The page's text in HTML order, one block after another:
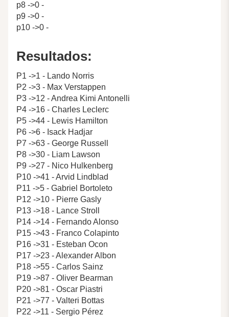
p8 ->0 -
p9 ->0 -
p10 ->0 -
Resultados:
P1 ->1 - Lando Norris
P2 ->3 - Max Verstappen
P3 ->12 - Andrea Kimi Antonelli
P4 ->16 - Charles Leclerc
P5 ->44 - Lewis Hamilton
P6 ->6 - Isack Hadjar
P7 ->63 - George Russell
P8 ->30 - Liam Lawson
P9 ->27 - Nico Hulkenberg
P10 ->41 - Arvid Lindblad
P11 ->5 - Gabriel Bortoleto
P12 ->10 - Pierre Gasly
P13 ->18 - Lance Stroll
P14 ->14 - Fernando Alonso
P15 ->43 - Franco Colapinto
P16 ->31 - Esteban Ocon
P17 ->23 - Alexander Albon
P18 ->55 - Carlos Sainz
P19 ->87 - Oliver Bearman
P20 ->81 - Oscar Piastri
P21 ->77 - Valteri Bottas
P22 ->11 - Sergio Pérez